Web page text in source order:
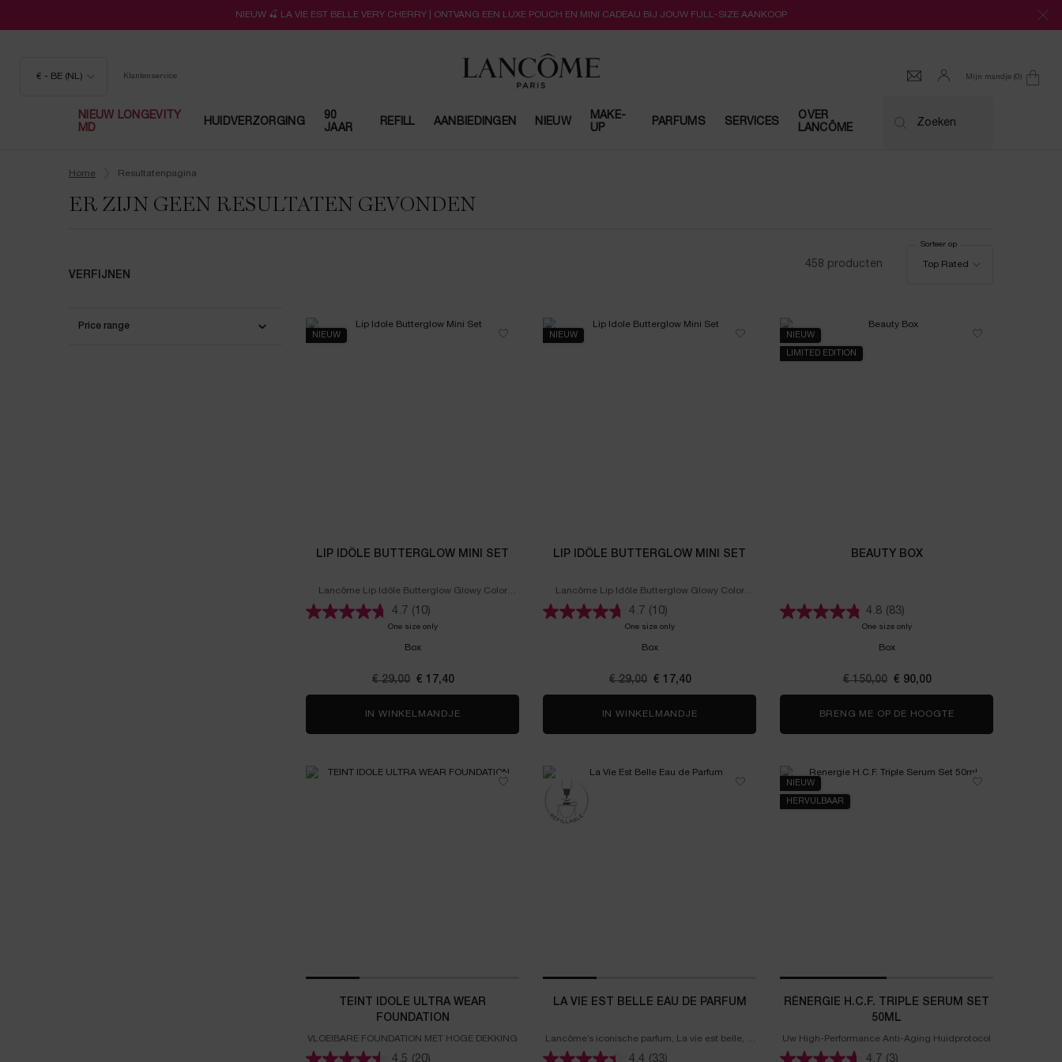
NIEUW 🍒 LA VIE EST BELLE VERY CHERRY | ONTVANG EEN LUXE POUCH EN MINI CADEAU BIJ JOUW FULL-SIZE AANKOOP
€ - BE (NL) Klantenservice Mijn mandje 0
0 product
NIEUW LONGEVITY
MD
HUIDVERZORGING
90
JAAR
REFILL AANBIEDINGEN NIEUW
MAKE-
UP
PARFUMS SERVICES
OVER
LANCÔME
Zoeken
Home
Resultatenpagina
ER ZIJN GEEN RESULTATEN GEVONDEN
VERFIJNEN
Price range
458 producten
Top Rated
Sorteer op
NIEUW
LIP IDÔLE BUTTERGLOW MINI SET
Lancôme Lip Idôle Butterglow Glowy Color
4.7 (10)
One size onlyfor Lip Idôle Butterglow Mini Set
Box
Oude prijs
€ 29,00 Nieuwe prijs
€ 17,40
IN WINKELMANDJE LIP IDÔLE BUTTERGLOW MINI SET
NIEUW
LIP IDÔLE BUTTERGLOW MINI SET
Lancôme Lip Idôle Butterglow Glowy Color
4.7 (10)
One size onlyfor Lip Idôle Butterglow Mini Set
Box
Oude prijs
€ 29,00 Nieuwe prijs
€ 17,40
IN WINKELMANDJE LIP IDÔLE BUTTERGLOW MINI SET
NIEUW
LIMITED EDITION
BEAUTY BOX
4.8 (83)
One size onlyfor Beauty Box
Box
Oude prijs
€ 150,00 Nieuwe prijs
€ 90,00
BRENG ME OP DE HOOGTE
TEINT IDOLE ULTRA WEAR
FOUNDATION
VLOEIBARE FOUNDATION MET HOGE DEKKING
4.5 (20)
LA VIE EST BELLE EAU DE PARFUM
Lancôme’s iconische parfum, La vie est belle, is
een ware ode aan geluk.
4.4 (33)
NIEUW
HERVULBAAR
RÉNERGIE H.C.F. TRIPLE SERUM SET
50ML
Uw High-Performance Anti-Aging Huidprotocol
4.7 (3)